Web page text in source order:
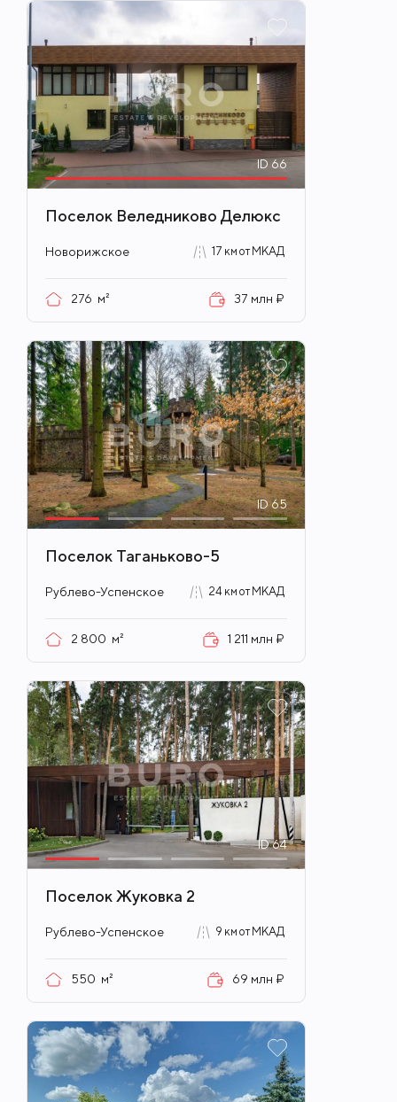
ID 66
Поселок Веледниково Делюкс
Новорижское 17 км от МКАД
276 м² 37 млн ₽
ID65
Поселок Таганьково-5
Рублево-Успенское 24 км от МКАД
2 800 м² 1 211 млн ₽
ID64
Поселок Жуковка 2
Рублево-Успенское 9 км от МКАД
550 м² 69 млн ₽